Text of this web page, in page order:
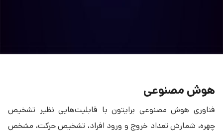
هوش مصنوعی
فناوری هوش مصنوعی برایتون با قابلیت‌هایی نظیر تشخیص
چهره، شمارش تعداد خروج و ورود افراد، تشخیص حرکت، مشخص